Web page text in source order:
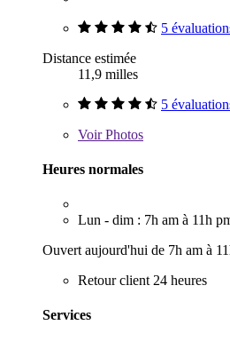
5
Distance estimée
11,9 milles
5
VoirPhotos
Heures normales
Lun - dim : 7h am à 11h
Ouvert aujourd'hui de 7h am à
Retour client 24 heures
Services